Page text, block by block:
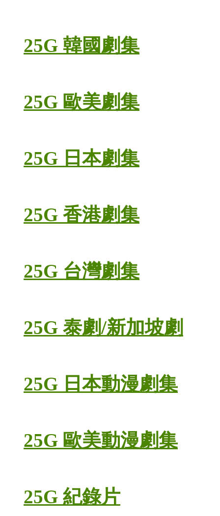
25G 韓國劇集
25G 歐美劇集
25G 日本劇集
25G 香港劇集
25G 台灣劇集
25G 泰劇/新加坡劇
25G 日本動漫劇集
25G 歐美動漫劇集
25G 紀錄片